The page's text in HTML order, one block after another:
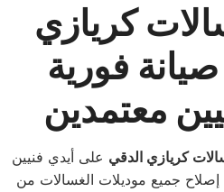
كريازي
فورية
معتمدين
كريازي الدقي على أيدي فنيين
جميع موديلات الغسالات من